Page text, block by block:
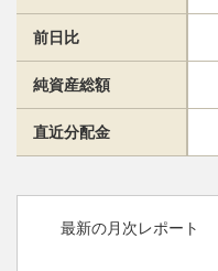
前日比
純資産総額
直近分配金
最新の月次レポート